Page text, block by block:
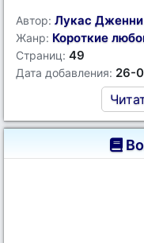
Автор: Лукас Дженни
Жанр: Короткие
Страниц: 49
Дата добавления: 26-